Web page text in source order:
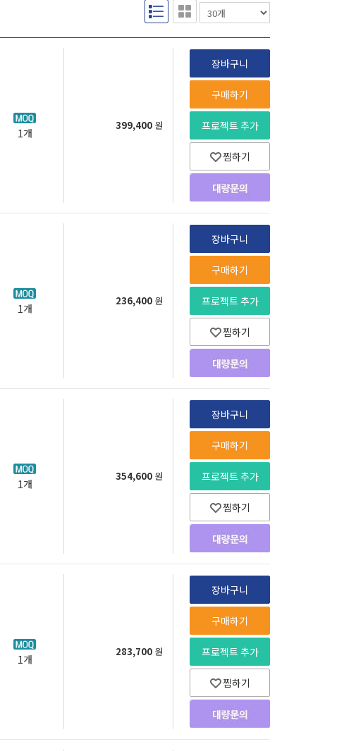
1개
399,400 원
장바구니
구매하기
프로젝트 추가
찜하기
1개
236,400 원
장바구니
구매하기
프로젝트 추가
찜하기
1개
354,600 원
장바구니
구매하기
프로젝트 추가
찜하기
1개
283,700 원
장바구니
구매하기
프로젝트 추가
찜하기